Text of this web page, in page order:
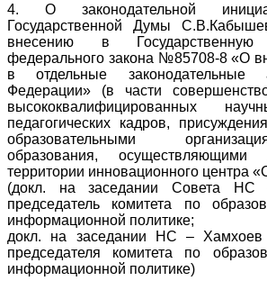
4. О законодательной
Государственной Думы
внесению в
федерального закона №85708-8 «О
в отдельные законодательные
Федерации» (в части
высококвалифицированных
педагогических кадров,
образовательными
образования, осуществляющими
территории инновационного центра
(докл. на заседании Совета
председатель комитета по
информационной политике;
докл. на заседании НС – Хамхоев
председателя комитета по
информационной политике)